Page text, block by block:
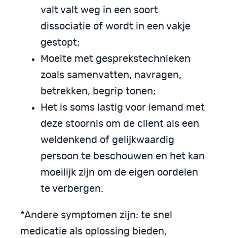
valt valt weg in een soort
dissociatie of wordt in een vakje
gestopt;
Moeite met gesprekstechnieken
zoals samenvatten, navragen,
betrekken, begrip tonen;
Het is soms lastig voor iemand met
deze stoornis om de client als een
weldenkend of gelijkwaardig
persoon te beschouwen en het kan
moeilijk zijn om de eigen oordelen
te verbergen.
*Andere symptomen zijn: te snel
medicatie als oplossing bieden,